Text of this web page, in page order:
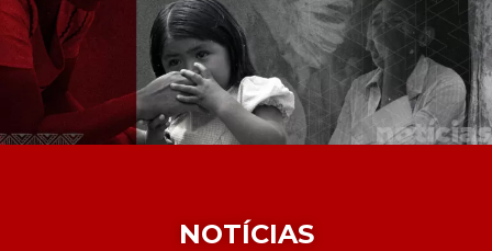
NOTÍCIAS